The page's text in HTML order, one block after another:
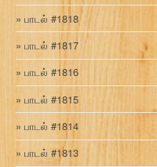
பாடல் #1818
பாடல் #1817
பாடல் #1816
பாடல் #1815
பாடல் #1814
பாடல் #1813